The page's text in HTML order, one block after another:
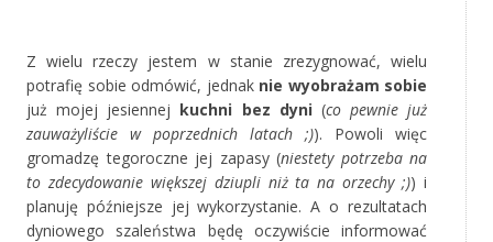
Z wielu rzeczy jestem w stanie zrezygnować, wielu
potrafię sobie odmówić, jednak nie wyobrażam sobie
już mojej jesiennej kuchni bez dyni(co pewnie już
zauważyliście w poprzednich latach ;)). Powoli więc
gromadzę tegoroczne jej zapasy (niestety potrzeba na
to zdecydowanie większej dziupli niż ta na orzechy ;)) i
planuję późniejsze jej wykorzystanie. A o rezultatach
dyniowego szaleństwa będę oczywiście informować